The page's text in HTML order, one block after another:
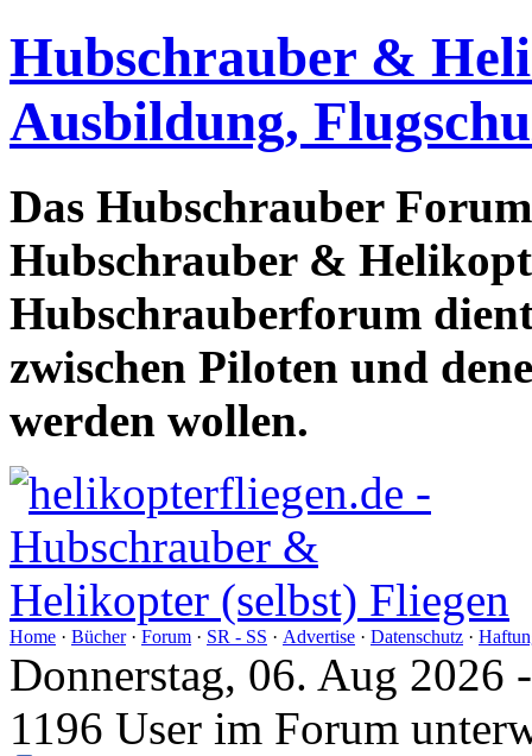
Hubschrauber &
Ausbildung,
Das Hubschrauber
Hubschrauber &
Hubschrauberforum
zwischen Piloten und
werden wollen.
Home · Bücher· Forum · SR - SS · Advertise · Datenschutz ·
Donnerstag, 06. Aug 2026
1196 User im Forum